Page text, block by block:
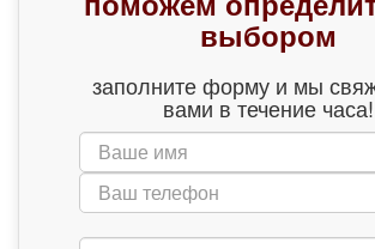
выбором
заполните форму и мы
вами в течение часа!